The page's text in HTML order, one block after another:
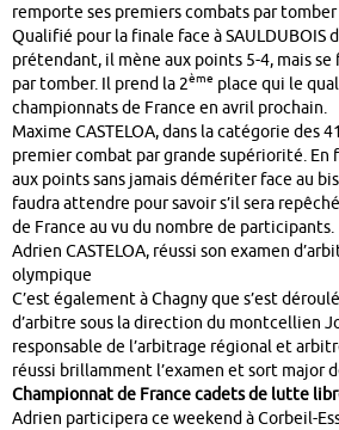
remporte ses premiers combats par
Qualifié pour la finale face à SAULDUBOIS
prétendant, il mène aux points 5-4, mais
par tomber. Il prend la 2ème place qui le
championnats de France en avril prochain.
Maxime CASTELOA, dans la catégorie des
premier combat par grande supériorité. En
aux points sans jamais démériter face au
faudra attendre pour savoir s’il sera
de France au vu du nombre de participants.
Adrien CASTELOA, réussi son examen
olympique
C’est également à Chagny que s’est
d’arbitre sous la direction du montcellien
responsable de l’arbitrage régional et
réussi brillamment l’examen et sort major
Championnat de France cadets de lutte
Adrien participera ce weekend à Corbeil-